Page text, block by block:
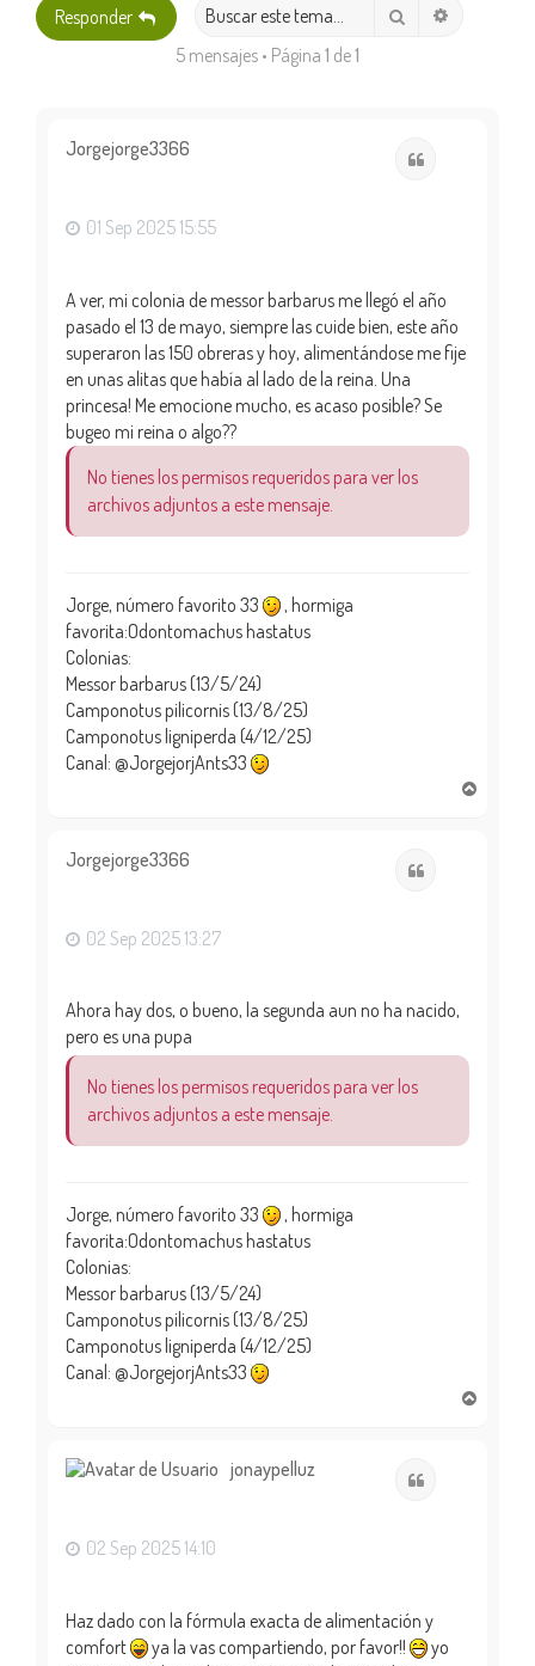
Responder Buscar
5 mensajes • Página 1 de1
Jorgejorge3366
01 Sep 2025 15:55
A ver, mi colonia de messor barbarus me llegó el año
pasado el 13 de mayo, siempre las cuide bien, este año
superaron las 150 obreras y hoy, alimentándose me fije
en unas alitas que había al lado de la reina. Una
princesa! Me emocione mucho, es acaso posible? Se
bugeo mi reina o algo??
No tienes los permisos requeridos para ver los
archivos adjuntos a este mensaje.
Jorge, número favorito 33
, hormiga
favorita:Odontomachus hastatus
Colonias:
Messor barbarus (13/5/24)
Camponotus pilicornis (13/8/25)
Camponotus ligniperda (4/12/25)
Canal: @JorgejorjAnts33
Jorgejorge3366
02 Sep 2025 13:27
Ahora hay dos, o bueno, la segunda aun no ha nacido,
pero es una pupa
No tienes los permisos requeridos para ver los
archivos adjuntos a este mensaje.
Jorge, número favorito 33
, hormiga
favorita:Odontomachus hastatus
Colonias:
Messor barbarus (13/5/24)
Camponotus pilicornis (13/8/25)
Camponotus ligniperda (4/12/25)
Canal: @JorgejorjAnts33
jonaypelluz
02 Sep 2025 14:10
Haz dado con la fórmula exacta de alimentación y
comfort
ya la vas compartiendo, por favor!!
yo